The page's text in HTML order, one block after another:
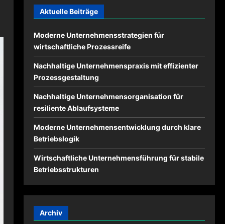
Aktuelle Beiträge
Moderne Unternehmensstrategien für
wirtschaftliche Prozessreife
Nachhaltige Unternehmenspraxis mit effizienter
Prozessgestaltung
Nachhaltige Unternehmensorganisation für
resiliente Ablaufsysteme
Moderne Unternehmensentwicklung durch klare
Betriebslogik
Wirtschaftliche Unternehmensführung für stabile
Betriebsstrukturen
Archiv